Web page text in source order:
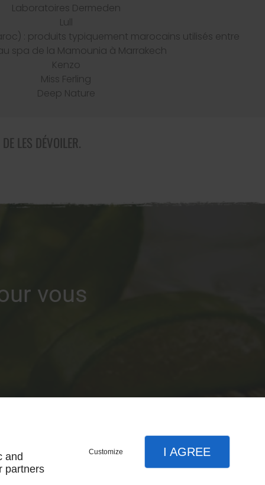
Laboratoires Dermeden
Lull
: produits typiquement marocains utilisés entre
spa de la Mamounia à Marrakech
Kenzo
Miss Ferling
Deep Nature
LES DÉVOILER.
vous
and
partners
Customize I AGREE